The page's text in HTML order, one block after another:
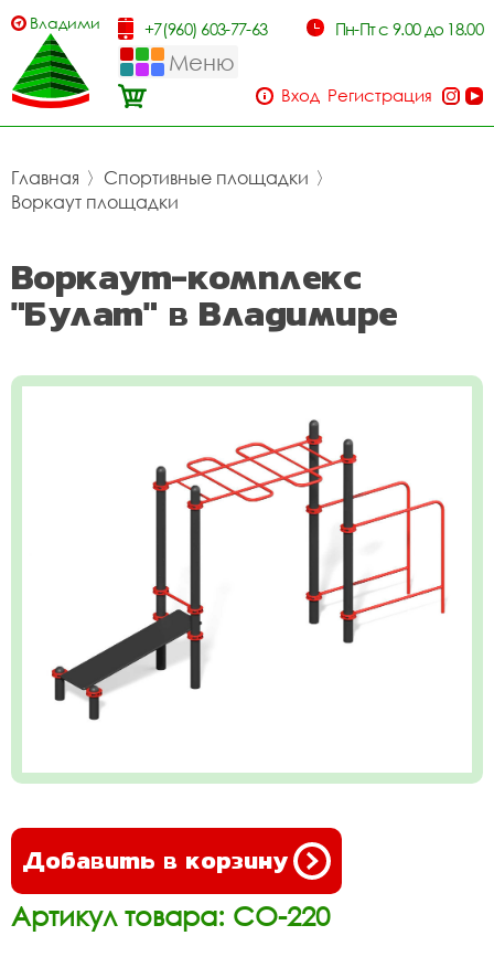
Владимир +7(960) 603-77-63 Пн-Пт с 9.00 до 18.00
Меню
Вход Регистрация
Главная 〉 Спортивные площадки 〉
Воркаут площадки
Воркаут-комплекс
"Булат" в Владимире
Добавить в корзину
Артикул товара: СО-220